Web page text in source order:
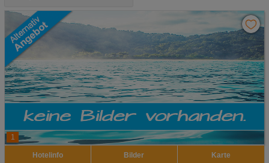
1
Hotelinfo Bilder Karte